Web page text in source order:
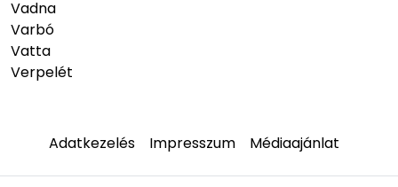
Vadna
Varbó
Vatta
Verpelét
Adatkezelés Impresszum Médiaajánlat